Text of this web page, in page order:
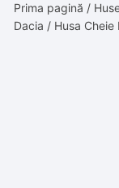
Prima pagină /
Dacia / Husa Cheie